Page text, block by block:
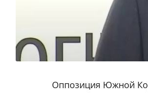
Оппозиция Южной